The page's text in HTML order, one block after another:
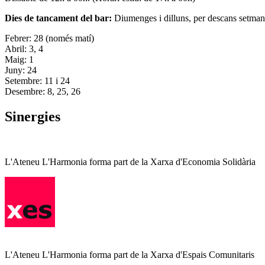
Dies de tancament del bar: Diumenges i dilluns, per descans
Febrer: 28 (només matí)
Abril: 3, 4
Maig: 1
Juny: 24
Setembre: 11 i 24
Desembre: 8, 25, 26
Sinergies
L'Ateneu L'Harmonia forma part de la Xarxa d'Economia Solidària
L'Ateneu L'Harmonia forma part de la Xarxa d'Espais Comunitaris